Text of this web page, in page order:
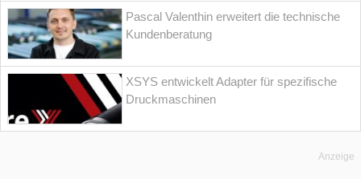
Pascal Valenthin erweitert die technische
Kundenberatung
XSYS entwickelt Adapter für spezifische
Druckmaschinen
Anzeige